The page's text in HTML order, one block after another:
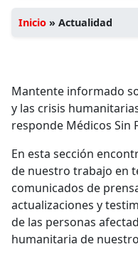
Inicio » Actualidad
Mantente informado
y las crisis
responde Médicos Sin
En esta sección
de nuestro trabajo en
comunicados de
actualizaciones y
de las personas
humanitaria de